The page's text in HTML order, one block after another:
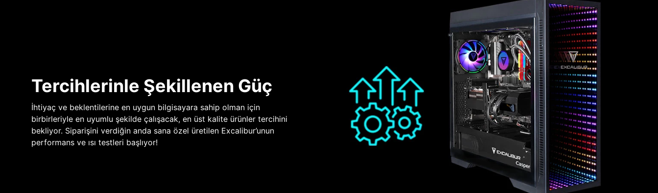
Tercihlerinle Şekillenen Güç
İhtiyaç ve beklentilerine en uygun bilgisayara sahip olman için
birbirleriyle en uyumlu şekilde çalışacak, en üst kalite ürünler tercihini
bekliyor. Siparişini verdiğin anda sana özel üretilen Excalibur’unun
performans ve ısı testleri başlıyor!